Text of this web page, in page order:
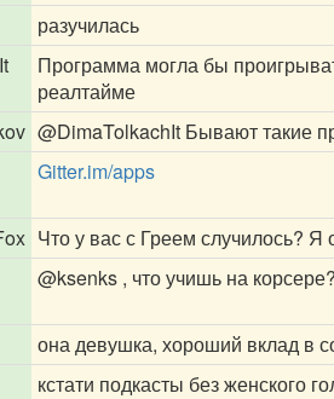
разучилась
Программа могла бы
реалтайме
@DimaTolkachIt Бывают такие
Gitter.im/apps
Что у вас с Греем случилось?
@ksenks , что учишь на
она девушка, хороший вклад в
кстати подкасты без женского